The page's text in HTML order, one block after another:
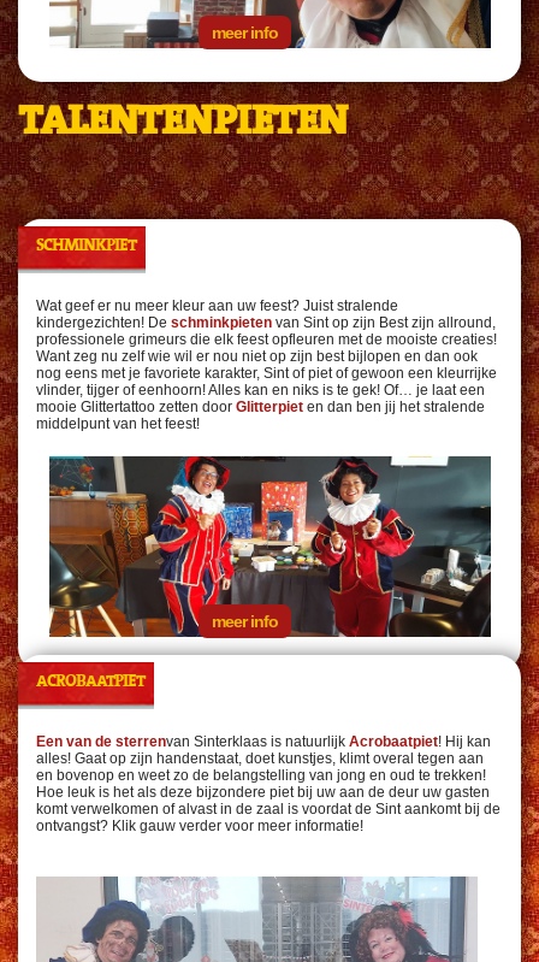
meer info
TALENTENPIETEN
SCHMINKPIET
Wat geef er nu meer kleur aan uw feest? Juist stralende
kindergezichten! De schminkpieten van Sint op zijn Best zijn allround,
professionele grimeurs die elk feest opfleuren met de mooiste creaties!
Want zeg nu zelf wie wil er nou niet op zijn best bijlopen en dan ook
nog eens met je favoriete karakter, Sint of piet of gewoon een kleurrijke
vlinder, tijger of eenhoorn! Alles kan en niks is te gek! Of… je laat een
mooie Glittertattoo zetten door Glitterpiet en dan ben jij het stralende
middelpunt van het feest!
meer info
ACROBAATPIET
Een van de sterrenvan Sinterklaas is natuurlijk Acrobaatpiet! Hij kan
alles! Gaat op zijn handenstaat, doet kunstjes, klimt overal tegen aan
en bovenop en weet zo de belangstelling van jong en oud te trekken!
Hoe leuk is het als deze bijzondere piet bij uw aan de deur uw gasten
komt verwelkomen of alvast in de zaal is voordat de Sint aankomt bij de
ontvangst? Klik gauw verder voor meer informatie!